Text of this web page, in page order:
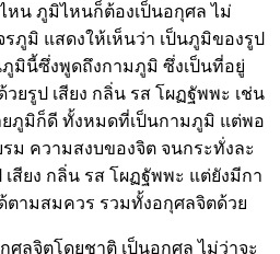
หน ภูมิไหนก็ต้องเป็นอกุศล ไม่
รภูมิ แสดงให้เห็นว่า เป็นภูมิของรูป
ภูมินี้ซึ่งพูดถึงกามภูมิ ซึ่งเป็นที่อยู่
ยรูป เสียง กลิ่น รส โผฏฐัพพะ เช่น
ภูมิก็ดี ทั้งหมดที่เป็นกามภูมิ แต่พอ
ม ความสงบของจิต จนกระทั่งละ
สียง กลิ่น รส โผฏฐัพพะ แต่ยังมีกา
ตามสมควร รวมทั้งอกุศลจิตด้วย
ศลจิตโดยชาติ เป็นอกุศล ไม่ว่าจะ